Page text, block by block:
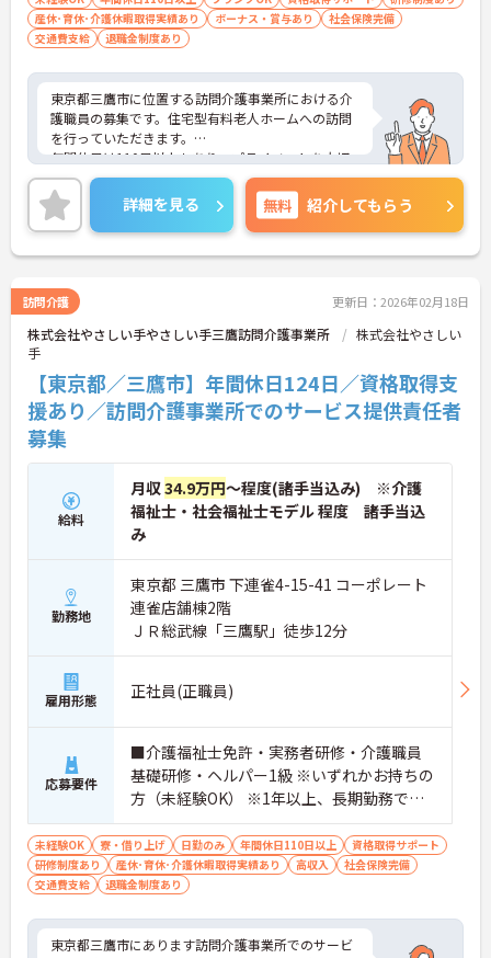
産休･育休･介護休暇取得実績あり
ボーナス・賞与あり
社会保険完備
交通費支給
退職金制度あり
東京都三鷹市に位置する訪問介護事業所における介
護職員の募集です。住宅型有料老人ホームへの訪問
を行っていただきます。
年間休日は110日以上もあり、プライベートを大切
にしながらご勤務いただけます。また、研修制度や
資格取得支援制度があり、働きながらスキルアップ
が目指せる環境です。
ご興味のある方には、面接対策ポイントなど、さら
に詳細をご案内しますのでお気軽にご相談くださ
詳細を見る 無料 紹介してもらう
訪問介護 更新日：2026年02月18日
株式会社やさしい手やさしい手三鷹訪問介護事業所
株式会社やさしい
手
【東京都／三鷹市】年間休日124日／資格取得支
援あり／訪問介護事業所でのサービス提供責任者
募集
給料
月収34.9万円～程度(諸手当込み) ※介護
福祉士・社会福祉士モデル 程度 諸手当込
み
勤務地
東京都 三鷹市 下連雀4-15-41 コーポレート
連雀店舗棟2階
ＪＲ総武線「三鷹駅」徒歩12分
雇用形態 正社員(正職員)
応募要件
■介護福祉士免許・実務者研修・介護職員
基礎研修・ヘルパー1級 ※いずれかお持ちの
方（未経験OK） ※1年以上、長期勤務でき
る方優遇 ※サ責経験のある方優遇
未経験OK 寮・借り上げ 日勤のみ 年間休日110日以上
資格取得サポート
研修制度あり
産休･育休･介護休暇取得実績あり 高収入
社会保険完備
交通費支給
退職金制度あり
東京都三鷹市にあります訪問介護事業所でのサービ